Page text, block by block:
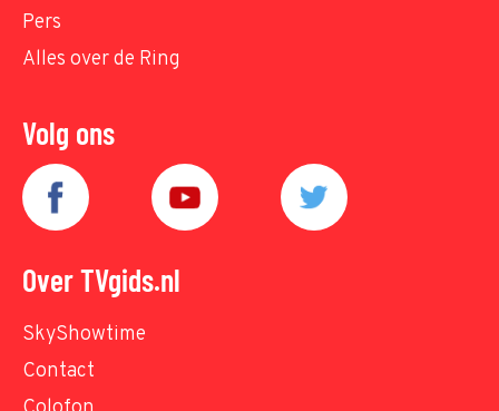
Pers
Alles over de Ring
Volg ons
Over TVgids.nl
SkyShowtime
Contact